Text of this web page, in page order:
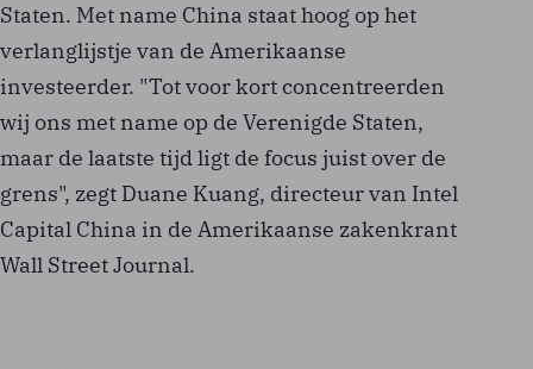
Staten. Met name China staat hoog op het
verlanglijstje van de Amerikaanse
investeerder. "Tot voor kort concentreerden
wij ons met name op de Verenigde Staten,
maar de laatste tijd ligt de focus juist over de
grens", zegt Duane Kuang, directeur van Intel
Capital China in de Amerikaanse zakenkrant
Wall Street Journal.